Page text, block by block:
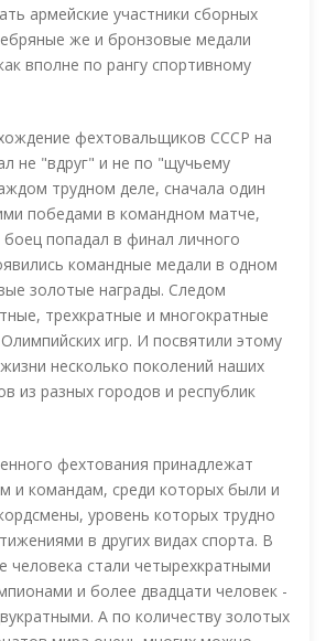
армейские участники сборных
же и бронзовые медали
вполне по рангу спортивному
фехтовальщиков СССР на
не "вдруг" и не по "щучьему
трудном деле, сначала один
победами в командном матче,
попадал в финал личного
командные медали в одном
золотые награды. Следом
трехкратные и многократные
игр. И посвятили этому
несколько поколений наших
из разных городов и республик
фехтования принадлежат
и командам, среди которых были и
уровень которых трудно
в других видах спорта. В
человека стали четырехкратными
и более двадцати человек -
А по количеству золотых